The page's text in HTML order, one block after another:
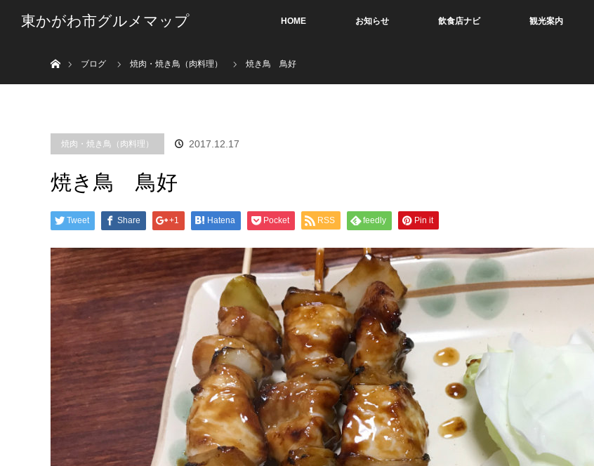
東かがわ市グルメマップ HOME お知らせ 飲食店ナビ 観光案内
ブログ
焼肉・焼き鳥（肉料理） 焼き鳥 鳥好
焼肉・焼き鳥（肉料理） 2017.12.17
焼き鳥 鳥好
Tweet Share +1 Hatena Pocket RSS feedly Pin it